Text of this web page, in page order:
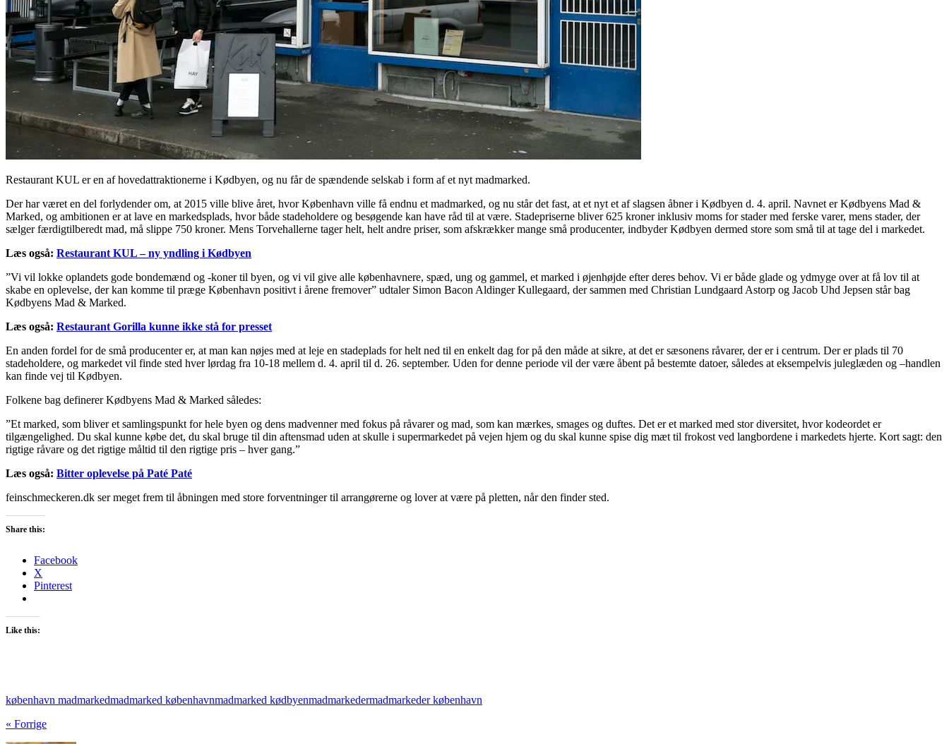
Restaurant KUL er en af hovedattraktionerne i Kødbyen, og nu får de spændende selskab i form af et nyt madmarked.
Der har været en del forlydender om, at 2015 ville blive året, hvor København ville få endnu et madmarked, og nu står det fast, at et nyt et af slagsen åbner i Kødbyen d. 4. april. Navnet er Kødbyens Mad &
Marked, og ambitionen er at lave en markedsplads, hvor både stadeholdere og besøgende kan have råd til at være. Stadepriserne bliver 625 kroner inklusiv moms for stader med ferske varer, mens stader, der
sælger færdigtilberedt mad, må slippe 750 kroner. Mens Torvehallerne tager helt, helt andre priser, som afskrækker mange små producenter, indbyder Kødbyen dermed store som små til at tage del i markedet.
Læs også: Restaurant KUL – ny yndling i Kødbyen
”Vi vil lokke oplandets gode bondemænd og -koner til byen, og vi vil give alle københavnere, spæd, ung og gammel, et marked i øjenhøjde efter deres behov. Vi er både glade og ydmyge over at få lov til at
skabe en oplevelse, der kan komme til præge København positivt i årene fremover” udtaler Simon Bacon Aldinger Kullegaard, der sammen med Christian Lundgaard Astorp og Jacob Uhd Jepsen står bag
Kødbyens Mad & Marked.
Læs også: Restaurant Gorilla kunne ikke stå for presset
En anden fordel for de små producenter er, at man kan nøjes med at leje en stadeplads for helt ned til en enkelt dag for på den måde at sikre, at det er sæsonens råvarer, der er i centrum. Der er plads til 70
stadeholdere, og markedet vil finde sted hver lørdag fra 10-18 mellem d. 4. april til d. 26. september. Uden for denne periode vil der være åbent på bestemte datoer, således at eksempelvis juleglæden og –handlen
kan finde vej til Kødbyen.
Folkene bag definerer Kødbyens Mad & Marked således:
”Et marked, som bliver et samlingspunkt for hele byen og dens madvenner med fokus på råvarer og mad, som kan mærkes, smages og duftes. Det er et marked med stor diversitet, hvor kodeordet er
tilgængelighed. Du skal kunne købe det, du skal bruge til din aftensmad uden at skulle i supermarkedet på vejen hjem og du skal kunne spise dig mæt til frokost ved langbordene i markedets hjerte. Kort sagt: den
rigtige råvare og det rigtige måltid til den rigtige pris – hver gang.”
Læs også: Bitter oplevelse på Paté Paté
feinschmeckeren.dk ser meget frem til åbningen med store forventninger til arrangørerne og lover at være på pletten, når den finder sted.
Share this:
Facebook
X
Pinterest
Like this:
københavn madmarkedmadmarked københavnmadmarked kødbyenmadmarkedermadmarkeder københavn
« Forrige